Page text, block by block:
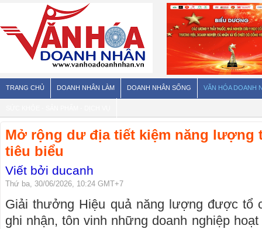
TRANG CHỦ DOANH NHÂN LÀM DOANH NHÂN SỐNG VĂN HÓA DOANH
Mở rộng dư địa tiết kiệm năng lượng
tiêu biểu
Viết bởi ducanh
Thứ ba, 30/06/2026, 10:24 GMT+7
Giải thưởng Hiệu quả năng lượng được tổ
ghi nhận, tôn vinh những doanh nghiệp